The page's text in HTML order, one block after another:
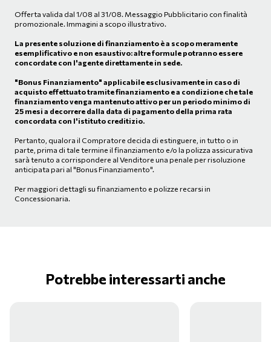
Offerta valida dal 1/08 al 31/08. Messaggio Pubblicitario con finalità
promozionale. Immagini a scopo illustrativo.
La presente soluzione di finanziamento è a scopo meramente
esemplificativo e non esaustivo: altre formule potranno essere
concordate con l'agente direttamente in sede.
"Bonus Finanziamento" applicabile esclusivamente in caso di
acquisto effettuato tramite finanziamento e a condizione che tale
finanziamento venga mantenuto attivo per un periodo minimo di
25 mesi a decorrere dalla data di pagamento della prima rata
concordata con l'istituto creditizio.
Pertanto, qualora il Compratore decida di estinguere, in tutto o in
parte, prima di tale termine il finanziamento e/o la polizza assicurativa
sarà tenuto a corrispondere al Venditore una penale per risoluzione
anticipata pari al "Bonus Finanziamento".
Per maggiori dettagli su finanziamento e polizze recarsi in
Concessionaria.
Potrebbe interessarti anche